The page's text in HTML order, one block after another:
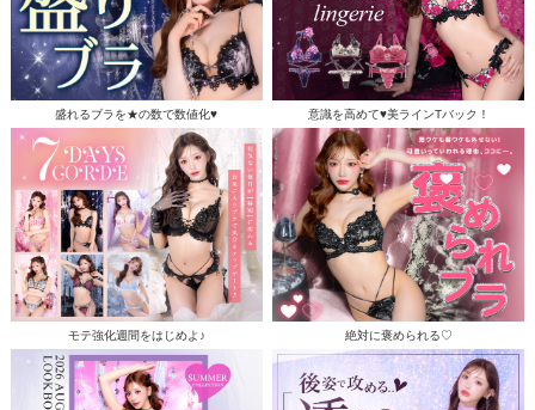
盛れるブラを★の数で数値化♥ 意識を高めて♥美ラインTバック！
モテ強化週間をはじめよ♪ 絶対に褒められる♡